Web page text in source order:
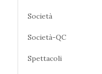
Società
Società-QC
Spettacoli